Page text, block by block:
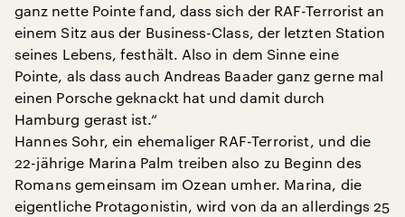
ganz nette Pointe fand, dass sich der RAF-Terrorist an
einem Sitz aus der Business-Class, der letzten Station
seines Lebens, festhält. Also in dem Sinne eine
Pointe, als dass auch Andreas Baader ganz gerne mal
einen Porsche geknackt hat und damit durch
Hamburg gerast ist.“
Hannes Sohr, ein ehemaliger RAF-Terrorist, und die
22-jährige Marina Palm treiben also zu Beginn des
Romans gemeinsam im Ozean umher. Marina, die
eigentliche Protagonistin, wird von da an allerdings 25